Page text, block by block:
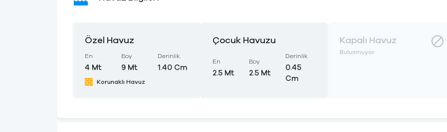
Özel Havuz
En
4 Mt
Boy
9 Mt
Derinlik
1.40 Cm
Korunaklı Havuz
Çocuk Havuzu
En
2.5 Mt
Boy
2.5 Mt
Derinlik
0.45
Cm
Kapalı Havuz
Bulunmuyor